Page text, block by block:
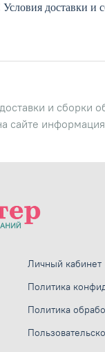
Условия доставки и
и сборки
сайте
Личный кабинет
Политика
Политика